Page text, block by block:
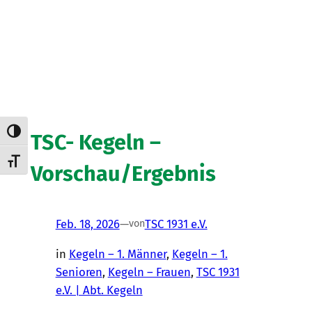
Umschalten auf hohe Kontraste
Schrift vergrößern
TSC- Kegeln –
Vorschau/Ergebnis
Feb. 18, 2026—vonTSC 1931 e.V.
in Kegeln – 1. Männer, Kegeln – 1.
Senioren, Kegeln – Frauen, TSC 1931
e.V. | Abt. Kegeln